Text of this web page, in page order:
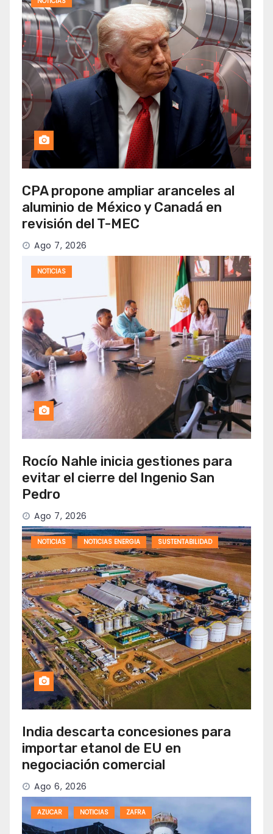
CPA propone ampliar aranceles al
aluminio de México y Canadá en
revisión del T-MEC
Ago 7, 2026
NOTICIAS
Rocío Nahle inicia gestiones para
evitar el cierre del Ingenio San
Pedro
Ago 7, 2026
NOTICIAS NOTICIAS ENERGIA SUSTENTABILIDAD
India descarta concesiones para
importar etanol de EU en
negociación comercial
Ago 6, 2026
AZUCAR NOTICIAS ZAFRA